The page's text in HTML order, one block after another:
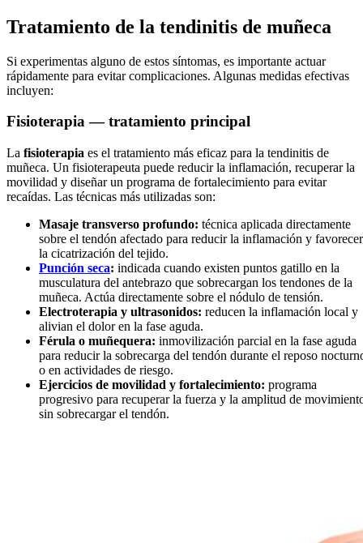
Tratamiento de la tendinitis de muñeca
Si experimentas alguno de estos síntomas, es importante actuar
rápidamente para evitar complicaciones. Algunas medidas efectivas
incluyen:
Fisioterapia — tratamiento principal
La fisioterapia es el tratamiento más eficaz para la tendinitis de
muñeca. Un fisioterapeuta puede reducir la inflamación, recuperar la
movilidad y diseñar un programa de fortalecimiento para evitar
recaídas. Las técnicas más utilizadas son:
Masaje transverso profundo: técnica aplicada directamente
sobre el tendón afectado para reducir la inflamación y favorecer
la cicatrización del tejido.
Punción seca: indicada cuando existen puntos gatillo en la
musculatura del antebrazo que sobrecargan los tendones de la
muñeca. Actúa directamente sobre el nódulo de tensión.
Electroterapia y ultrasonidos: reducen la inflamación local y
alivian el dolor en la fase aguda.
Férula o muñequera: inmovilización parcial en la fase aguda
para reducir la sobrecarga del tendón durante el reposo
o en actividades de riesgo.
Ejercicios de movilidad y fortalecimiento: programa
progresivo para recuperar la fuerza y la amplitud de
sin sobrecargar el tendón.